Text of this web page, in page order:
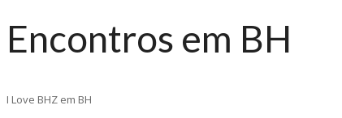
Encontros em BH
I Love BHZ em BH